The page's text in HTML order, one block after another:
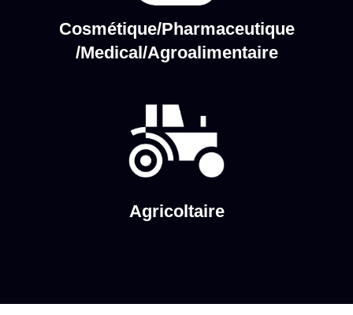
Cosmétique/Pharmaceutique
/Medical/Agroalimentaire
Agricoltaire